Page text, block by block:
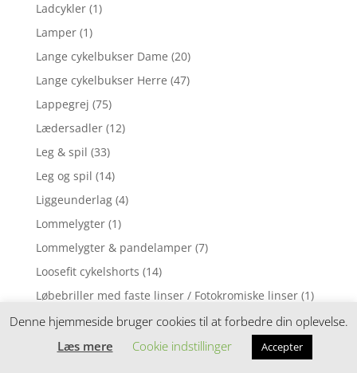
Ladcykler (1)
Lamper (1)
Lange cykelbukser Dame (20)
Lange cykelbukser Herre (47)
Lappegrej (75)
Lædersadler (12)
Leg & spil (33)
Leg og spil (14)
Liggeunderlag (4)
Lommelygter (1)
Lommelygter & pandelamper (7)
Loosefit cykelshorts (14)
Løbebriller med faste linser / Fotokromiske linser (1)
Løbebriller med styrke (2)
Løbecykel (31)
Denne hjemmeside bruger cookies til at forbedre din oplevelse.
Læs mere
Cookie indstillinger Accepter